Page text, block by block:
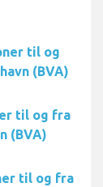
til og
(BVA)
til og fra
(BVA)
til og fra